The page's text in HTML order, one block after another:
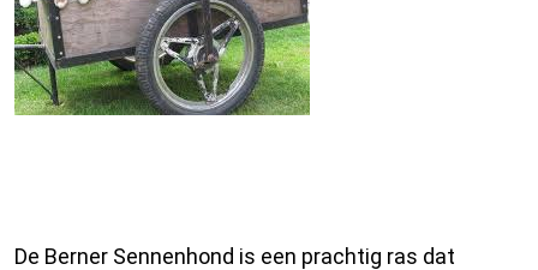
De Berner Sennenhond is een prachtig ras dat